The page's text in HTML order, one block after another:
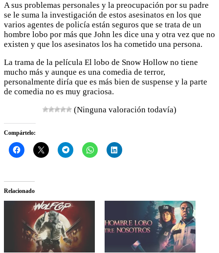
A sus problemas personales y la preocupación por su padre
se le suma la investigación de estos asesinatos en los que
varios agentes de policía están seguros que se trata de un
hombre lobo por más que John les dice una y otra vez que no
existen y que los asesinatos los ha cometido una persona.
La trama de la película El lobo de Snow Hollow no tiene
mucho más y aunque es una comedia de terror,
personalmente diría que es más bien de suspense y la parte
de comedia no es muy graciosa.
(Ninguna valoración todavía)
Compártelo:
Relacionado